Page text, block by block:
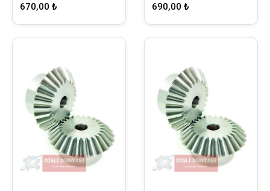
670,00 ₺ 690,00 ₺